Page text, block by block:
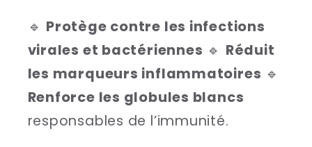
🔹 Protège contre les infections
virales et bactériennes 🔹 Réduit
les marqueurs inflammatoires 🔹
Renforce les globules blancs
responsables de l’immunité.